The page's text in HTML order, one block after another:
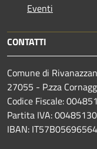
Eventi
CONTATTI
Comune di
27055 - P.zza
Codice Fiscale:
Partita IVA:
IBAN: